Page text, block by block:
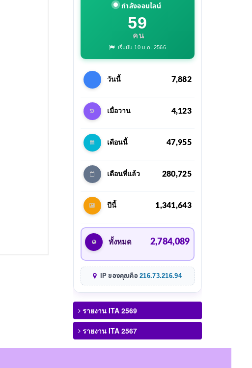
กำลังออนไลน์
59
คน
เริ่มนับ 10 ม.ค. 2566
วันนี้ 7,882
เมื่อวาน 4,123
เดือนนี้ 47,955
เดือนที่แล้ว 280,725
ปีนี้ 1,341,643
ทั้งหมด 2,784,089
IP ของคุณคือ216.73.216.94
รายงาน ITA 2569
รายงาน ITA 2567